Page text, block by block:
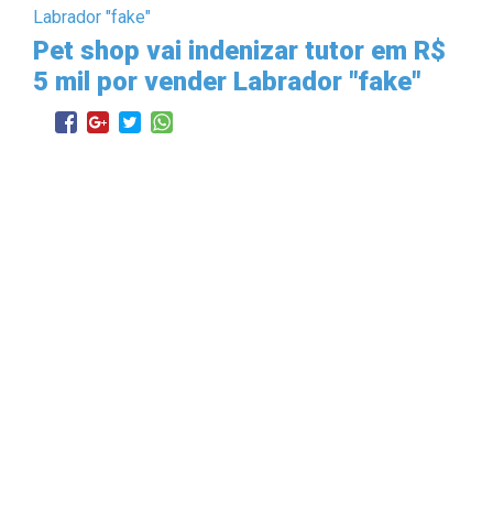
Pet shop vai indenizar tutor em R$
5 mil por vender Labrador "fake"